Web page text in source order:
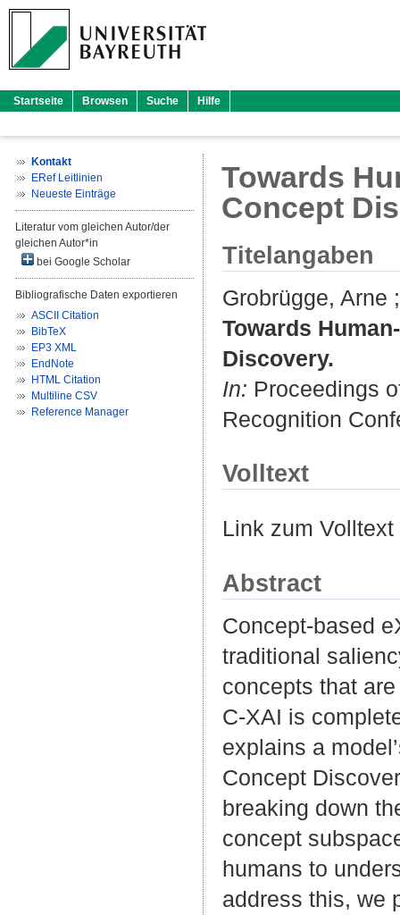
Startseite Browsen Suche Hilfe
Kontakt
ERef Leitlinien
Neueste Einträge
Literatur vom gleichen Autor/der
gleichen Autor*in
bei Google Scholar
Bibliografische Daten exportieren
ASCII Citation
BibTeX
EP3 XML
EndNote
HTML Citation
Multiline CSV
Reference Manager
Towards
Concept
Titelangaben
Grobrügge, Arne
Towards
Discovery.
In: Proceedings
Recognition
Volltext
Link zum
Abstract
Concept-based
traditional
concepts that
C-XAI is
explains a
Concept
breaking down
concept
humans to
address this, we